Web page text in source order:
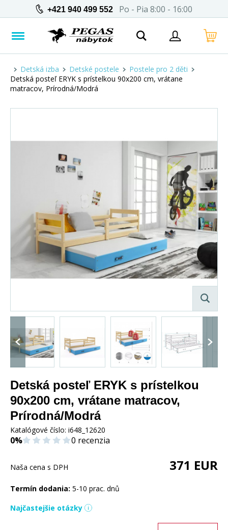
+421 940 499 552 Po - Pia 8:00 - 16:00
Detská izba Detské postele
Postele pro 2 děti
Detská posteľ ERYK s prístelkou 90x200 cm, vrátane
matracov, Prírodná/Modrá
Detská posteľ ERYK s prístelkou
90x200 cm, vrátane matracov,
Prírodná/Modrá
Katalógové číslo: i648_12620
0% 0 recenzia
Naša cena s DPH 371 EUR
Termín dodania: 5-10 prac. dnů
Najčastejšie otázky